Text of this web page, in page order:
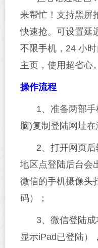
来帮忙！支持黑屏
快速抢。可设置延
不限手机，24 小
主页，使用超省心。
操作流程
1、准备两部
脑)复制登陆网址在
2、打开网页
地区点登陆后台会
微信的手机摄像头
码）；
3、微信登陆
显示iPad已登陆）